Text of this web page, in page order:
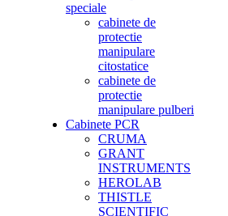
speciale
cabinete de
protectie
manipulare
citostatice
cabinete de
protectie
manipulare pulberi
Cabinete PCR
CRUMA
GRANT
INSTRUMENTS
HEROLAB
THISTLE
SCIENTIFIC